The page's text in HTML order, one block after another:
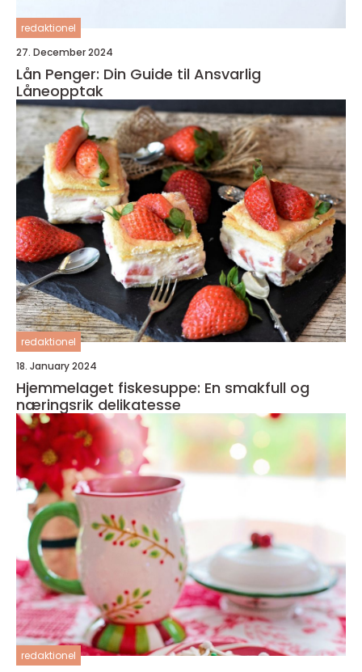
redaktionel
27. December 2024
Lån Penger: Din Guide til Ansvarlig
Låneopptak
redaktionel
18. January 2024
Hjemmelaget fiskesuppe: En smakfull og
næringsrik delikatesse
redaktionel